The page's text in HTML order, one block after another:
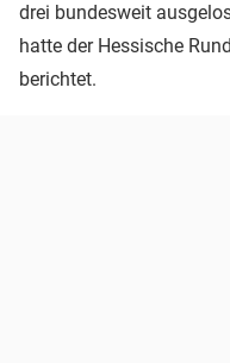
drei bundesweit
hatte der Hessische
berichtet.